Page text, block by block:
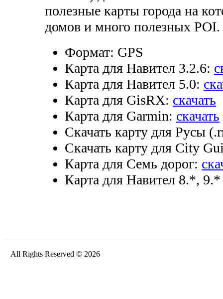
полезные карты города на
домов и много полезных POI.
Формат: GPS
Карта для Навител 3.2.6:
Карта для Навител 5.0:
Карта для GisRX: скачать
Карта для Garmin: скачать
Скачать карту для Русы
Скачать карту для City
Карта для Семь дорог:
Карта для Навител 8.*,
All Rights Reserved © 2026